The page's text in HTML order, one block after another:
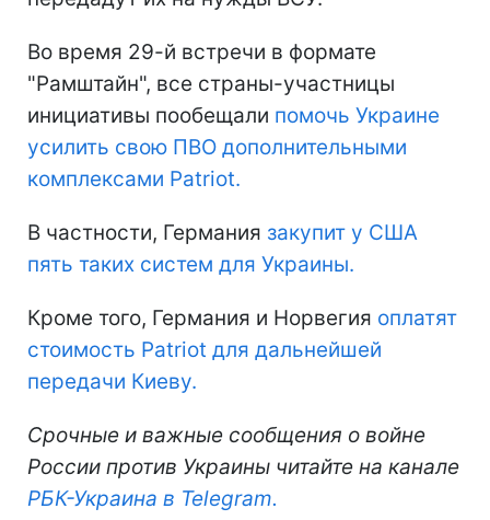
Во время 29-й встречи в формате
"Рамштайн", все страны-участницы
инициативы пообещали помочь Украине
усилить свою ПВО дополнительными
комплексами Patriot.
В частности, Германия закупит у США
пять таких систем для Украины.
Кроме того, Германия и Норвегия оплатят
стоимость Patriot для дальнейшей
передачи Киеву.
Срочные и важные сообщения о войне
России против Украины читайте на канале
РБК-Украина в Telegram.